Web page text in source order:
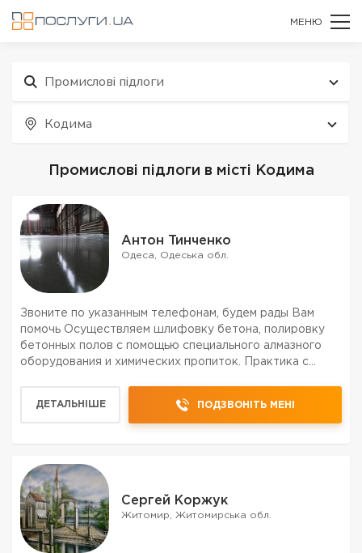
МЕНЮ
Промислові підлоги
Кодима
Промислові підлоги в місті Кодима
Антон Тинченко
Одеса, Одеська обл.
Звоните по указанным телефонам, будем рады Вам
помочь Осуществляем шлифовку бетона, полировку
бетонных полов с помощью специального алмазного
оборудования и химических пропиток. Практика с
инструмента позволяют ...
ДЕТАЛЬНІШЕ ПОДЗВОНІТЬ МЕНІ
Сергей Коржук
Житомир, Житомирська обл.